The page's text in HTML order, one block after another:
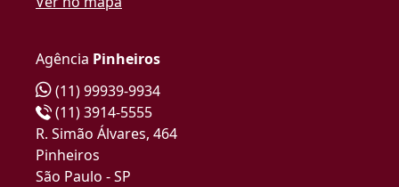
Agência Pinheiros
(11) 99939-9934
(11) 3914-5555
R. Simão Álvares, 464
Pinheiros
São Paulo - SP